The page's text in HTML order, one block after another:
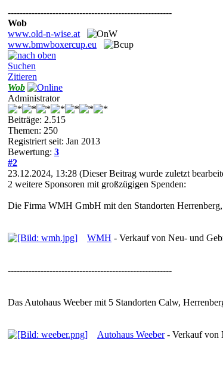
-------------------------------------------------------
Wob
www.old-n-wise.at
www.bmwboxercup.eu
Suchen
Zitieren
Wob
Administrator
Beiträge: 2.515
Themen: 250
Registriert seit: Jan 2013
Bewertung: 3
#2
23.12.2024, 13:28 (Dieser Beitrag wurde zuletzt
2 weitere Sponsoren mit großzügigen Spenden:
Die Firma WMH GmbH mit den Standorten
WMH - Verkauf von Neu- und
-------------------------------------------------------
Das Autohaus Weeber mit 5 Standorten Calw,
Autohaus Weeber- Verkauf von